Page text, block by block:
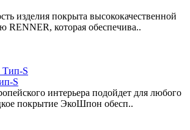
изделия покрыта высококачественной
RENNER, которая обеспечива..
S
интерьера подойдет для любого
покрытие ЭкоШпон обесп..